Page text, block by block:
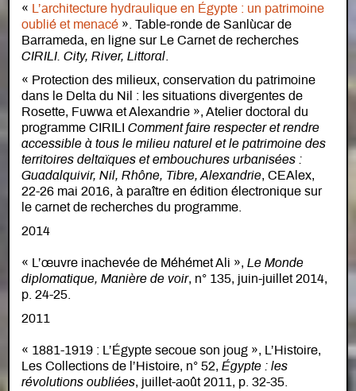
«
L’architecture hydraulique en Égypte : un patrimoine
oublié et menacé ». Table-ronde de Sanlùcar de
Barrameda, en ligne sur Le Carnet de recherches
CIRILI. City, River, Littoral
« Protection des milieux, conservation du patrimoine
dans le Delta du Nil : les situations divergentes de
Rosette, Fuwwa et Alexandrie », Atelier doctoral du
programme CIRILI Comment faire respecter et rendre
accessible à tous le milieu naturel et le patrimoine des
territoires deltaïques et embouchures urbanisées :
Guadalquivir, Nil, Rhône, Tibre, Alexandrie, CEAlex,
22-26 mai 2016, à paraître en édition électronique sur
le carnet de recherches du programme.
2014
« L’œuvre inachevée de Méhémet Ali », Le Monde
diplomatique, Manière de voir, n° 135, juin-juillet 2014,
p. 24-25.
2011
« 1881-1919 : L’Égypte secoue son joug », L’Histoire,
Les Collections de l’Histoire, n° 52, Égypte : les
révolutions oubliées, juillet-août 2011, p. 32-35.